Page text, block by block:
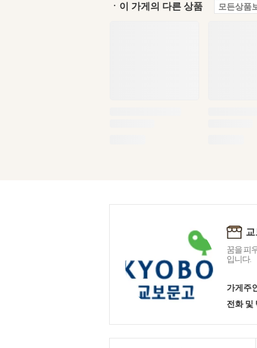
ㆍ이 가게의 다른 상품 모든상품
꿈을 피
입니다.
가게주
전화 및